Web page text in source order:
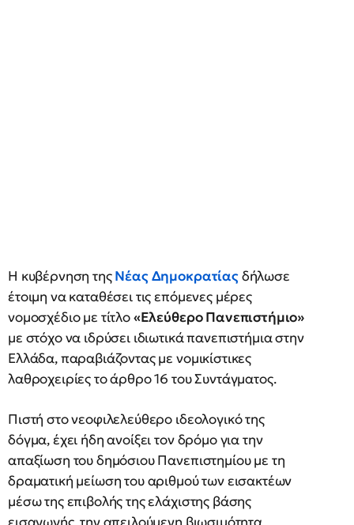
Η κυβέρνηση τηςΝέας Δημοκρατίαςδήλωσε
έτοιμη να καταθέσει τις επόμενες μέρες
νομοσχέδιο με τίτλο«Ελεύθερο Πανεπιστήμιο»
με στόχο να ιδρύσει ιδιωτικά πανεπιστήμια στην
Ελλάδα, παραβιάζοντας με νομικίστικες
λαθροχειρίες το άρθρο 16 του Συντάγματος.
Πιστή στο νεοφιλελεύθερο ιδεολογικό της
δόγμα, έχει ήδη ανοίξει τον δρόμο για την
απαξίωση του δημόσιου Πανεπιστημίου με τη
δραματική μείωση του αριθμού των εισακτέων
μέσω της επιβολής της ελάχιστης βάσης